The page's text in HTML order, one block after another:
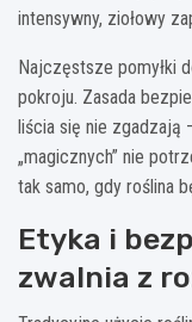
intensywny, ziołowy
Najczęstsze pomyłki
pokroju. Zasada
liścia się nie zgadzają
„magicznych” nie
tak samo, gdy roślina
Etyka i
zwalnia z